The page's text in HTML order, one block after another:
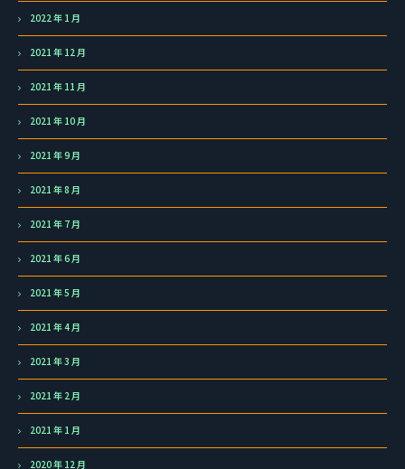
2022 年 1 月
2021 年 12 月
2021 年 11 月
2021 年 10 月
2021 年 9 月
2021 年 8 月
2021 年 7 月
2021 年 6 月
2021 年 5 月
2021 年 4 月
2021 年 3 月
2021 年 2 月
2021 年 1 月
2020 年 12 月